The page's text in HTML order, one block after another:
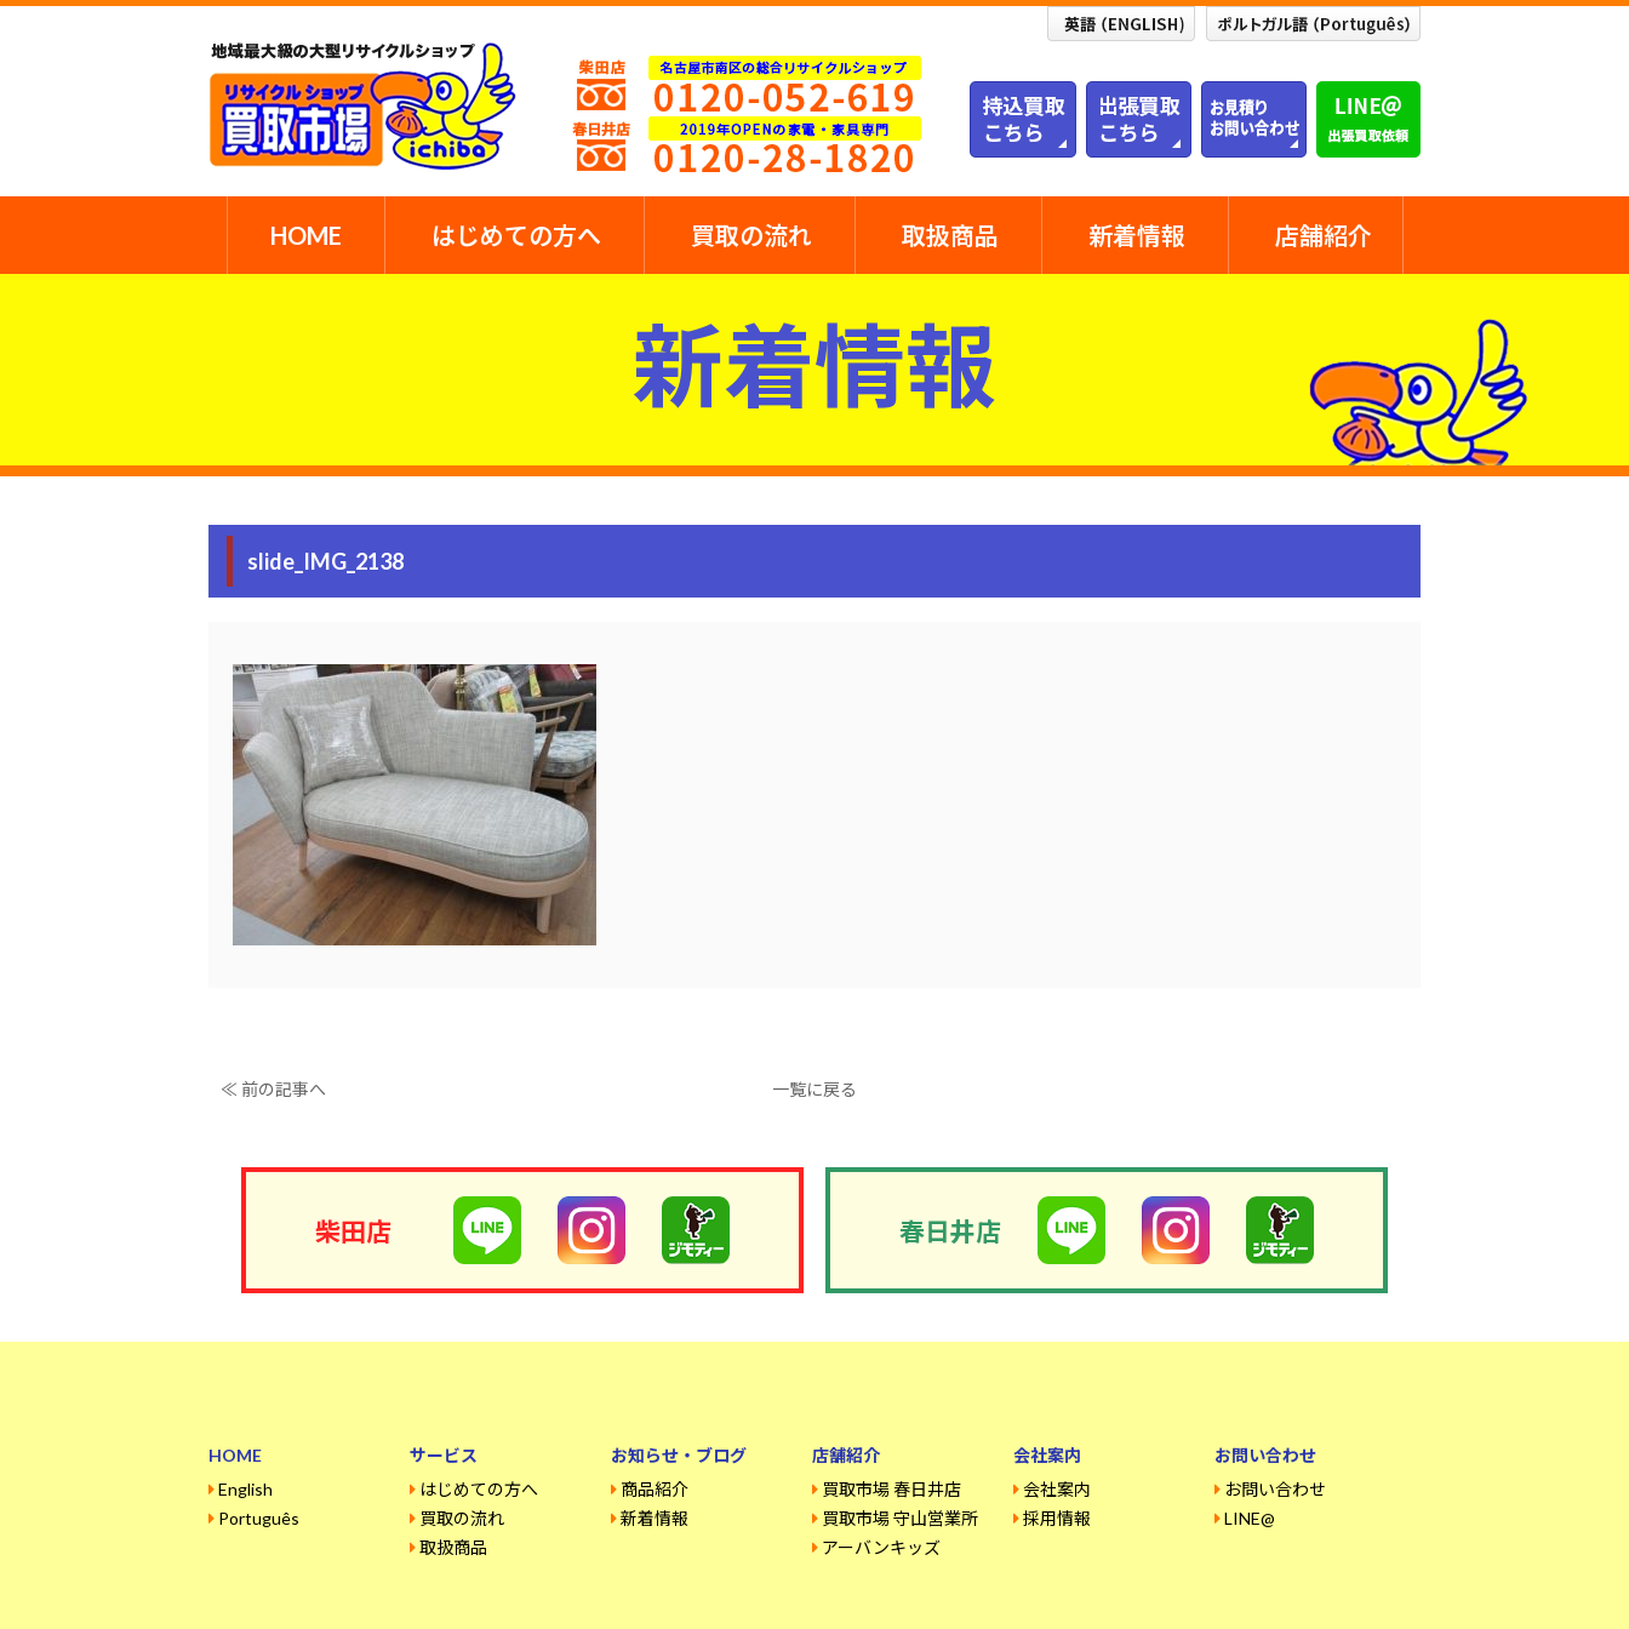
HOME はじめての方へ 買取の流れ 取扱商品 新着情報 店舗紹介
新着情報
slide_IMG_2138
≪ 前の記事へ 一覧に戻る
柴田店 春日井店
HOME
English
Português
サービス
はじめての方へ
買取の流れ
取扱商品
お知らせ・ブログ
商品紹介
新着情報
店舗紹介
買取市場 春日井店
買取市場 守山営業所
アーバンキッズ
会社案内
会社案内
採用情報
お問い合わせ
お問い合わせ
LINE@